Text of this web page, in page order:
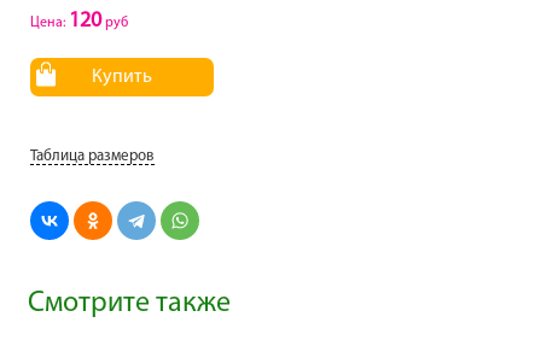
Цена: 120руб
Купить
Таблица размеров
Смотрите также